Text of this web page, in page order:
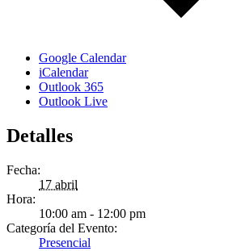
Google Calendar
iCalendar
Outlook 365
Outlook Live
Detalles
Fecha:
17 abril
Hora:
10:00 am - 12:00 pm
Categoría del Evento:
Presencial